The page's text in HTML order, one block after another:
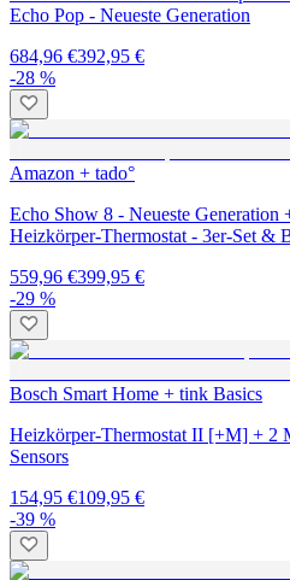
Echo Pop - Neueste Generation
684,96 €392,95 €
-28 %
Amazon + tado°
Echo Show 8 - Neueste Generation
Heizkörper-Thermostat - 3er-Set &
559,96 €399,95 €
-29 %
Bosch Smart Home + tink Basics
Heizkörper-Thermostat II [+M] + 2
Sensors
154,95 €109,95 €
-39 %